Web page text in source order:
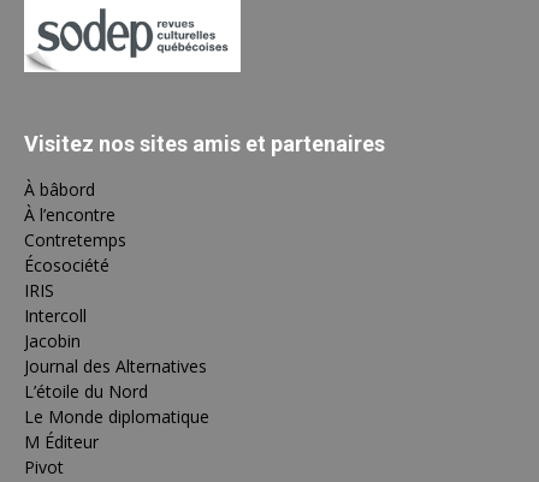
Visitez nos sites amis et partenaires
À bâbord
À l’encontre
Contretemps
Écosociété
IRIS
Intercoll
Jacobin
Journal des Alternatives
L’étoile du Nord
Le Monde diplomatique
M Éditeur
Pivot